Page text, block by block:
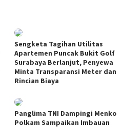
Sengketa Tagihan Utilitas
Apartemen Puncak Bukit Golf
Surabaya Berlanjut, Penyewa
Minta Transparansi Meter dan
Rincian Biaya
Panglima TNI Dampingi Menko
Polkam Sampaikan Imbauan